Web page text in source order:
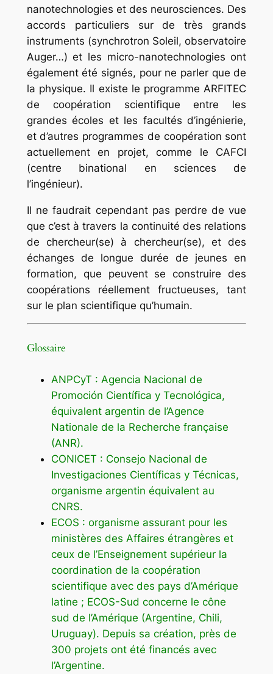
nanotechnologies et des neurosciences. Des
accords particuliers sur de très grands
instruments (synchrotron Soleil, observatoire
Auger…) et les micro-nano­technologies ont
également été signés, pour ne parler que de
la physique. Il existe le programme ARFITEC
de coopération scientifique entre les
grandes écoles et les facultés d’ingénierie,
et d’autres programmes de coopération sont
actuellement en projet, comme le CAFCI
(centre binational en sciences de
l’ingénieur).
Il ne faudrait cependant pas perdre de vue
que c’est à travers la continuité des relations
de chercheur(se) à chercheur(se), et des
échanges de longue durée de jeunes en
formation, que peuvent se construire des
coopérations réellement fructueuses, tant
sur le plan scientifique qu’humain.
Glossaire
ANPCyT : Agencia Nacional de
Promoción Científica y Tecnológica,
équivalent argentin de l’Agence
Nationale de la Recherche française
(ANR).
CONICET : Consejo Nacional de
Investigaciones Científicas y Técnicas,
organisme argentin équivalent au
CNRS.
ECOS : organisme assurant pour les
ministères des Affaires étrangères et
ceux de l’Enseignement supérieur la
coordination de la coopération
scientifique avec des pays d’Amérique
latine ; ECOS-Sud concerne le cône
sud de l’Amérique (Argentine, Chili,
Uruguay). Depuis sa création, près de
300 projets ont été financés avec
l’Argentine.